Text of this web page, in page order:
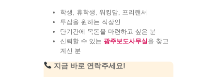
학생, 휴학생, 워킹맘, 프리랜서
투잡을 원하는 직장인
단기간에 목돈을 마련하고 싶은 분
신뢰할 수 있는 광주보도사무실을 찾고
계신 분
지금 바로 연락주세요!